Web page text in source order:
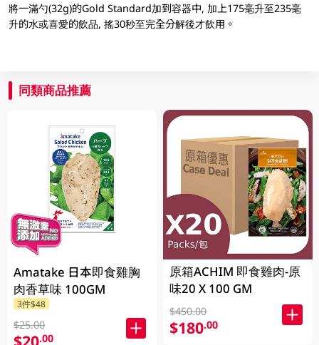
將一滿勺(32g)的Gold Standard加到容器中, 加上175毫升至235毫
升的水或喜愛的飲品, 搖30秒至完全分解後才飲用。
同類商品推薦
Amatake 日本即食雞胸
肉香草味 100GM
3件$48
$25.00
.00
原箱ACHIM 即食雞肉-原
味20 X 100 GM
$450.00
$180.00